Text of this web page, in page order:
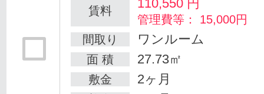
賃料 110,550 円
管理費等： 15,000円
間取り
ワンルーム
面 積 27.73㎡
敷金 2ヶ月